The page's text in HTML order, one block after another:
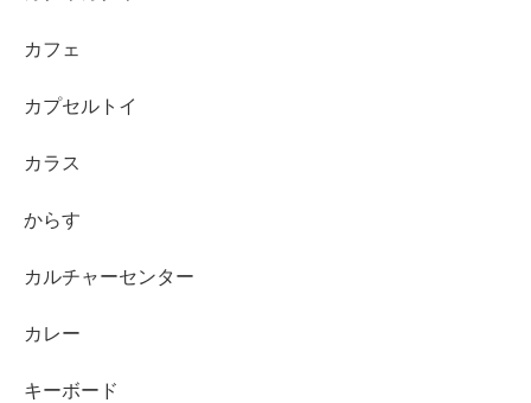
カフェ
カプセルトイ
カラス
からす
カルチャーセンター
カレー
キーボード